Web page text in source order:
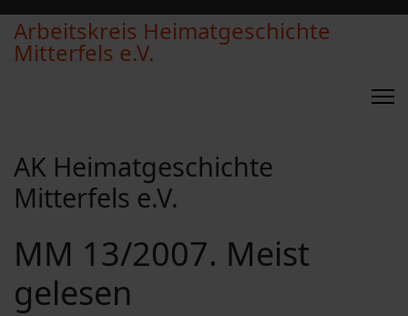
Arbeitskreis Heimatgeschichte
Mitterfels e.V.
AK Heimatgeschichte
Mitterfels e.V.
MM 13/2007. Meist
gelesen